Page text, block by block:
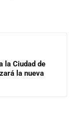
la Ciudad de
la nueva